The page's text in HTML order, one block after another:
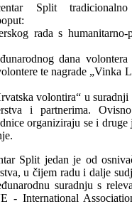
Split
rada s humanitarno-
dana
te nagrade „Vinka
volontira“ u
i partnerima.
organiziraju se i
Split jedan je od
u čijem radu i dalje
suradnju s
- International